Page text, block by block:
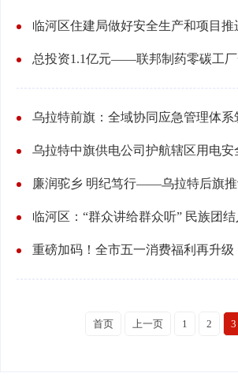
临河区住建局做好安全生产和项目推
乌拉特中旗供电公司护航辖区用电安
临河区：“群众讲给群众听” 民族团
首页 上一页 1 2 3